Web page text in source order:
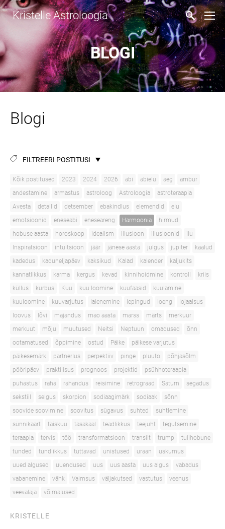
Kristelle Astroloogia
BLOGI
Blogi
FILTREERI POSTITUSI
Kõik postitused 2023 2024 2026 abi abielu aeg
ambur
andestamine
armastus astroloog Astroloogia
astroteraapia
Avesta
detailid detsember ebakindlus elemendid
elu
emotsioonid
eneseabi eneseareng Harmoonia
hirmud
hobuse aasta
horoskoop idealism illusioon illusioonid
ilu
Inspiratsioon
intuitsioon jäär jänese aasta julgus jupiter
kaalud
kadedus
kaduneljapäev kaksikud Kalad kalender
kaljukits
kannatlikkus
karma kergus kevad kinnihoidmine kontroll
kriis
küllus
kurbus Kuu kuu loomine kuufaasid
kuulamine
kuuloomine
kuuvarjutus laienemine lepingud loeng
lojaalsus
loovus
lõvi majandus mao aasta marss märts
merkuur
merkuut
mõju muutused Neitsi Neptuun omadused
õnn
ootamatused
õppimine ostud Päike
päikese varjutus
päikesemärk
partnerlus perpektiiv pinge pluuto
põhjasõlm
pööripäev
praktilisus prognoos projektid
psühhoteraapia
puhastus
raha rahandus reisimine retrograad Saturn
segadus
sekstiil
selgus skorpion sodiaagimärk sodiaak
sõnn
soovide soovimine
soovitus sügavus suhted
suhtlemine
sünnikaart
täiskuu tasakaal teadlikkus teejuht
tegutsemine
teraapia
tervis töö transformatsioon transiit trump
tulihobune
tunded
tundlikkus tuttavad unistused uraan
uskumus
uued algused
uuendused uus uus aasta uus algus
vabadus
vabanemine
vähk Vaimsus väljakutsed vastutus
veenus
veevalaja
võimalused
KRISTELLE